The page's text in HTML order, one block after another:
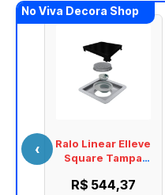
No Viva Decora Shop
Ralo Linear Elleve
Square Tampa
15 Cm - 4243
R$ 544,37
‹